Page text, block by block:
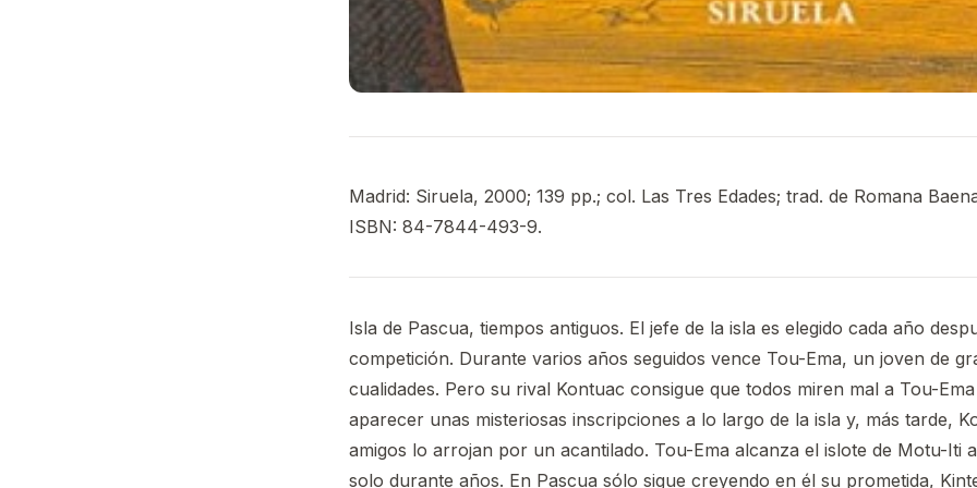
Madrid: Siruela, 2000; 139 pp.; col. Las Tres Edades; trad. de Romana
ISBN: 84-7844-493-9.
Isla de Pascua, tiempos antiguos. El jefe de la isla es elegido cada año
competición. Durante varios años seguidos vence Tou-Ema, un joven de
cualidades. Pero su rival Kontuac consigue que todos miren mal a Tou-
aparecer unas misteriosas inscripciones a lo largo de la isla y, más tarde,
amigos lo arrojan por un acantilado. Tou-Ema alcanza el islote de Motu-Iti
solo durante años. En Pascua sólo sigue creyendo en él su prometida,